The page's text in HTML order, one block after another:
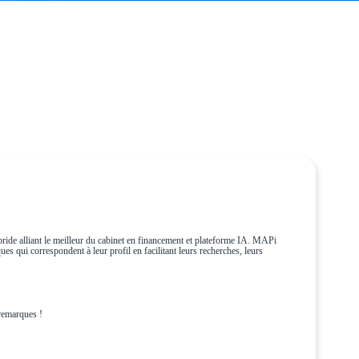
alliant le meilleur du cabinet en financement et plateforme IA. MAPi
qui correspondent à leur profil en facilitant leurs recherches, leurs
!